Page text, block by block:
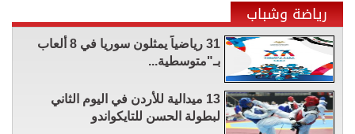
رياضة وشباب
31 رياضياً يمثلون سوريا في 8 ألعاب
بـ"متوسطية...
13 ميدالية للأردن في اليوم الثاني
لبطولة الحسن للتايكواندو